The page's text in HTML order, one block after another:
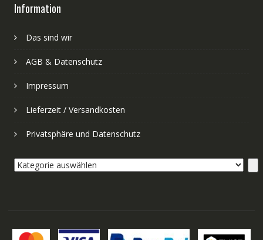
Information
Das sind wir
AGB & Datenschutz
Impressum
Lieferzeit / Versandkosten
Privatsphäre und Datenschutz
Kategorie